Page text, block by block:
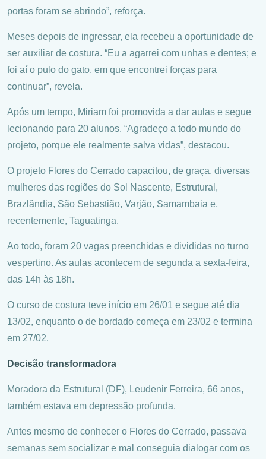
portas foram se abrindo”, reforça.
Meses depois de ingressar, ela recebeu a oportunidade de
ser auxiliar de costura. “Eu a agarrei com unhas e dentes; e
foi aí o pulo do gato, em que encontrei forças para
continuar”, revela.
Após um tempo, Miriam foi promovida a dar aulas e segue
lecionando para 20 alunos. “Agradeço a todo mundo do
projeto, porque ele realmente salva vidas”, destacou.
O projeto Flores do Cerrado capacitou, de graça, diversas
mulheres das regiões do Sol Nascente, Estrutural,
Brazlândia, São Sebastião, Varjão, Samambaia e,
recentemente, Taguatinga.
Ao todo, foram 20 vagas preenchidas e divididas no turno
vespertino. As aulas acontecem de segunda a sexta-feira,
das 14h às 18h.
O curso de costura teve início em 26/01 e segue até dia
13/02, enquanto o de bordado começa em 23/02 e termina
em 27/02.
Decisão transformadora
Moradora da Estrutural (DF), Leudenir Ferreira, 66 anos,
também estava em depressão profunda.
Antes mesmo de conhecer o Flores do Cerrado, passava
semanas sem socializar e mal conseguia dialogar com os